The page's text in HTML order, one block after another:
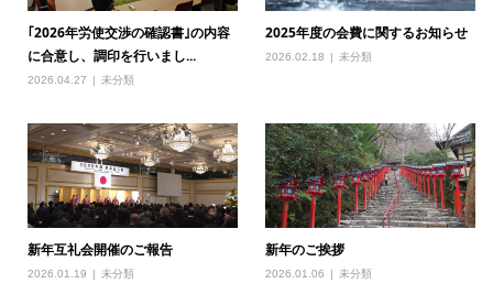
｢2026年労使交渉の確認書｣の内容
に合意し、調印を行いまし...
2026.04.27 未分類
2025年度の会費に関するお知らせ
2026.02.18 未分類
新年互礼会開催のご報告
2026.01.19 未分類
新年のご挨拶
2026.01.06 未分類